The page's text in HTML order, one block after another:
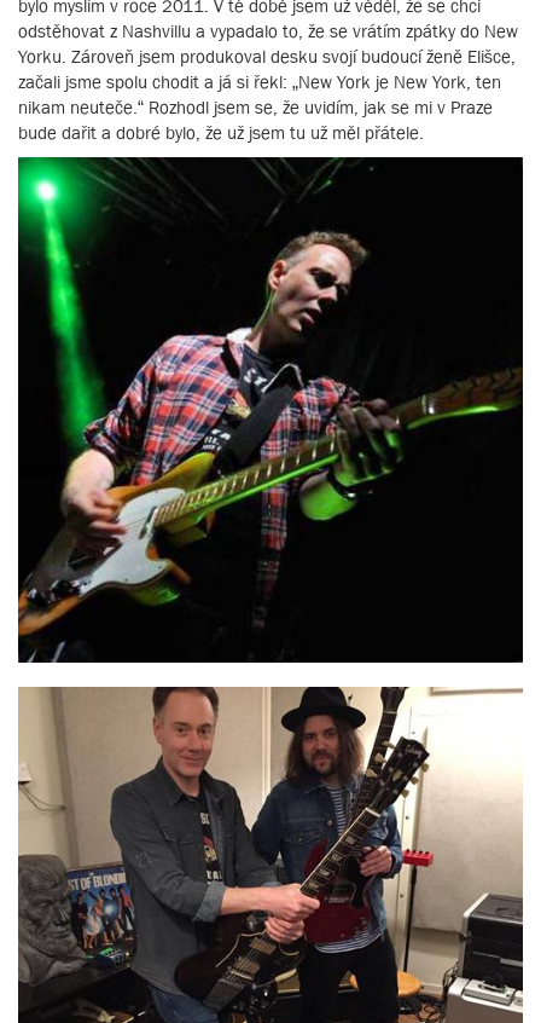
bylo myslím v roce 2011. V té době jsem už věděl, že se chci
odstěhovat z Nashvillu a vypadalo to, že se vrátím zpátky do New
Yorku. Zároveň jsem produkoval desku svojí budoucí ženě Elišce,
začali jsme spolu chodit a já si řekl: „New York je New York, ten
nikam neuteče.“ Rozhodl jsem se, že uvidím, jak se mi v Praze
bude dařit a dobré bylo, že už jsem tu už měl přátele.